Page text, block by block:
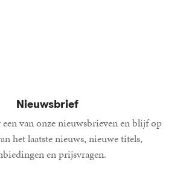
Nieuwsbrief
van onze nieuwsbrieven en blijf op
het laatste nieuws, nieuwe titels,
en prijsvragen.